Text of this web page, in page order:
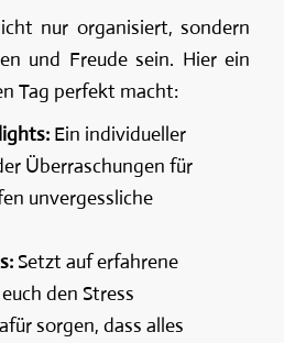
nur organisiert, sondern
und Freude sein. Hier ein
Tag perfekt macht:
Ein individueller
Überraschungen für
unvergessliche
Setzt auf erfahrene
den Stress
sorgen, dass alles